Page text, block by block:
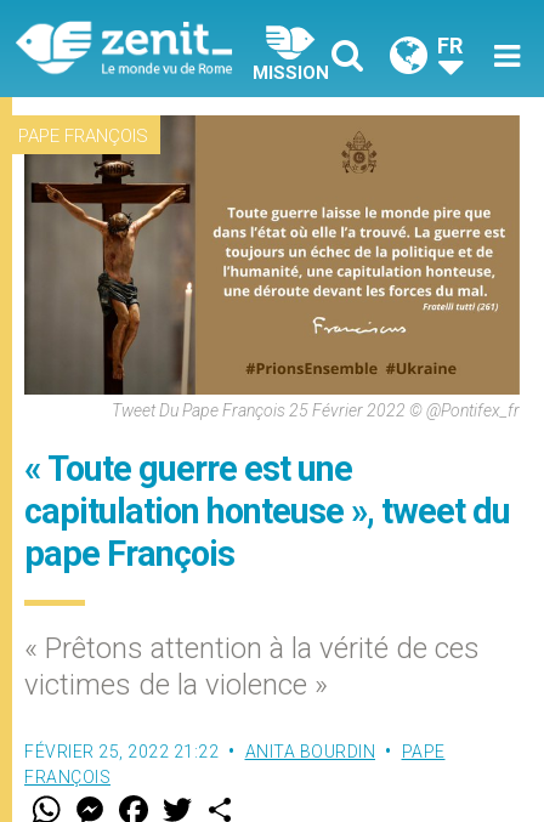
MISSION
FR
PAPE FRANÇOIS
Tweet Du Pape François 25 Février 2022 © @Pontifex_fr
« Toute guerre est une
capitulation honteuse », tweet du
pape François
« Prêtons attention à la vérité de ces
victimes de la violence »
FÉVRIER 25, 2022 21:22 ANITA BOURDIN
PAPE
FRANÇOIS
W M F